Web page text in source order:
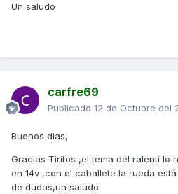
Un saludo
carfre69
Publicado 12 de Octubre del
Buenos dias,
Gracias Tiritos ,el tema del ralenti lo
en 14v ,con el caballete la rueda
de dudas,un saludo